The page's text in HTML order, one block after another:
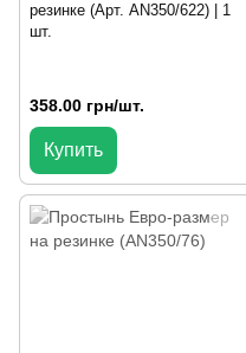
резинке (Арт. AN350/622) | 1
шт.
358.00 грн/шт.
Купить